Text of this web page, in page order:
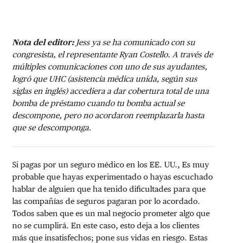
Nota del editor:Jess ya se ha comunicado con su
congresista, el representante Ryan Costello. A través de
múltiples comunicaciones con uno de sus ayudantes,
logró que UHC (asistencia médica unida, según sus
siglas en inglés) accediera a dar cobertura total de una
bomba de préstamo cuando tu bomba actual se
descompone, pero no acordaron reemplazarla hasta
que se descomponga.
Si pagas por un seguro médico en los EE. UU., Es muy
probable que hayas experimentado o hayas escuchado
hablar de alguien que ha tenido dificultades para que
las compañías de seguros pagaran por lo acordado.
Todos saben que es un mal negocio prometer algo que
no se cumplirá. En este caso, esto deja a los clientes
más que insatisfechos; pone sus vidas en riesgo. Estas